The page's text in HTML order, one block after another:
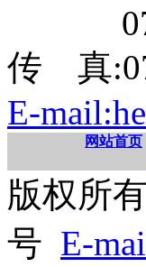
传 真
E-
网站首页
版权所
号 E-